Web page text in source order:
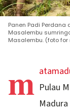
Panen Padi
Masalembu
Masalembu. (foto
m Pulau